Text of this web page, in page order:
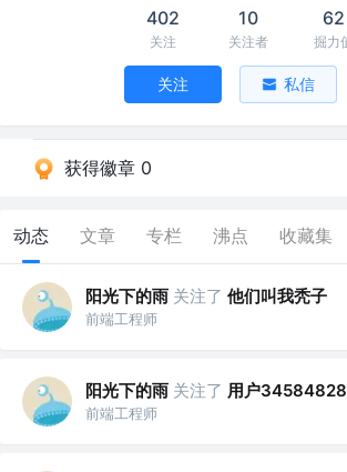
402
关注
10
关注者
62
掘力
关注 私信
获得徽章 0
动态 文章 专栏 沸点 收藏集
阳光下的雨 关注了 他们叫我秃子
前端工程师
阳光下的雨 关注了 用户
前端工程师